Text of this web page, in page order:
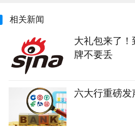
相关新闻
大礼包来了
牌不要丢
六大行重磅发